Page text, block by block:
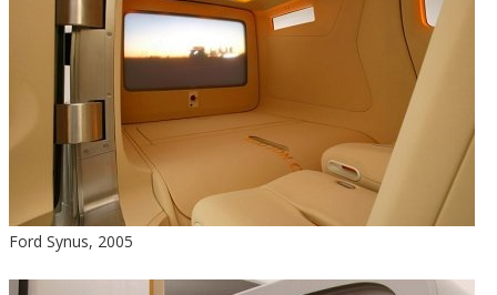
Ford Synus, 2005